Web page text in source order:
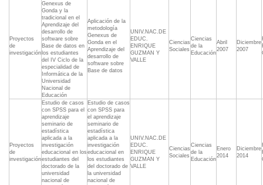
Proyectos
de
investigación
Genexus de
Gonda y la
tradicional en el
Aprendizaje del
desarrollo de
software sobre
Base de datos en
los estudiantes
del IV Ciclo de la
especialidad de
Informática de la
Universidad
Nacional de
Educación
Aplicación de la
metodología
Genexus de
Gonda en el
Aprendizaje del
desarrollo de
software sobre
Base de datos
UNIV.NAC.DE
EDUC.
ENRIQUE
GUZMAN Y
VALLE
Ciencias
Sociales
Ciencias
de la
Educación
Abril
2007
Diciembre
2007
Proyectos
de
investigación
Estudio de casos
con SPSS para el
aprendizaje
seminario de
estadística
aplicada a la
investigación
educacional en los
estudiantes del
doctorado de la
universidad
nacional de
Estudio de casos
con SPSS para
el aprendizaje
seminario de
estadística
aplicada a la
investigación
educacional en
los estudiantes
del doctorado de
la universidad
nacional de
UNIV.NAC.DE
EDUC.
ENRIQUE
GUZMAN Y
VALLE
Ciencias
Sociales
Ciencias
de la
Educación
Enero
2014
Diciembre
2014